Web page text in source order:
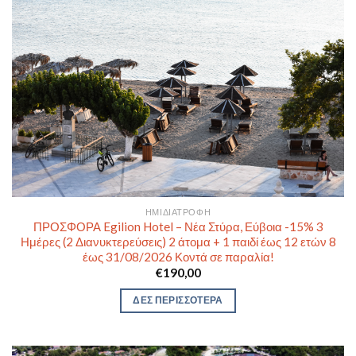
ΗΜΙΔΙΑΤΡΟΦΉ
ΠΡΟΣΦΟΡΑ Egilion Hotel – Νέα Στύρα, Εύβοια -15% 3
Ημέρες (2 Διανυκτερεύσεις) 2 άτομα + 1 παιδί έως 12 ετών 8
έως 31/08/2026 Κοντά σε παραλία!
€190,00
ΔΕΣ ΠΕΡΙΣΣΟΤΕΡΑ